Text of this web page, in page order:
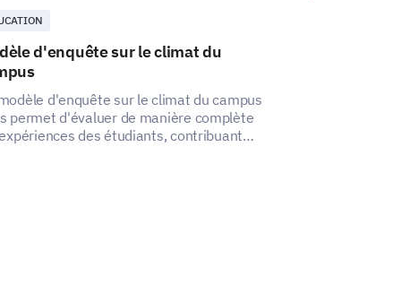
d'enquête sur le climat du
d'enquête sur le climat du campus
permet d'évaluer de manière complète
des étudiants, contribuant